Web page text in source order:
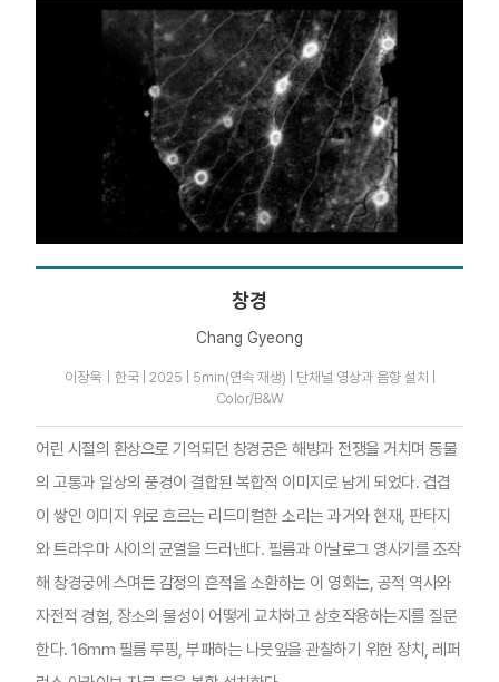
창경
Chang Gyeong
이장욱｜한국 | 2025 | 5min(연속 재생) | 단채널 영상과 음향 설치 |
Color/B&W
어린 시절의 환상으로 기억되던 창경궁은 해방과 전쟁을 거치며 동물
의 고통과 일상의 풍경이 결합된 복합적 이미지로 남게 되었다. 겹겹
이 쌓인 이미지 위로 흐르는 리드미컬한 소리는 과거와 현재, 판타지
와 트라우마 사이의 균열을 드러낸다. 필름과 아날로그 영사기를 조작
해 창경궁에 스며든 감정의 흔적을 소환하는 이 영화는, 공적 역사와
자전적 경험, 장소의 물성이 어떻게 교차하고 상호작용하는지를 질문
한다. 16mm 필름 루핑, 부패하는 나뭇잎을 관찰하기 위한 장치, 레퍼